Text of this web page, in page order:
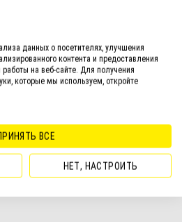
Tetra Cichlid Granules.
лучше исключить из меню,
источником инфекции в
в домашних условиях не
Эти рыбки проявляют заботу о
и самцом очень крепкая: если
данных о посетителях, улучшения
контента и предоставления
на веб-сайте. Для получения
которые мы используем, откройте
ВСЕ
НЕТ, НАСТРОИТЬ